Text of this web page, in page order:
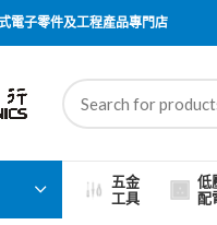
電子零件及工程產品專門店
五金
工具
低
配